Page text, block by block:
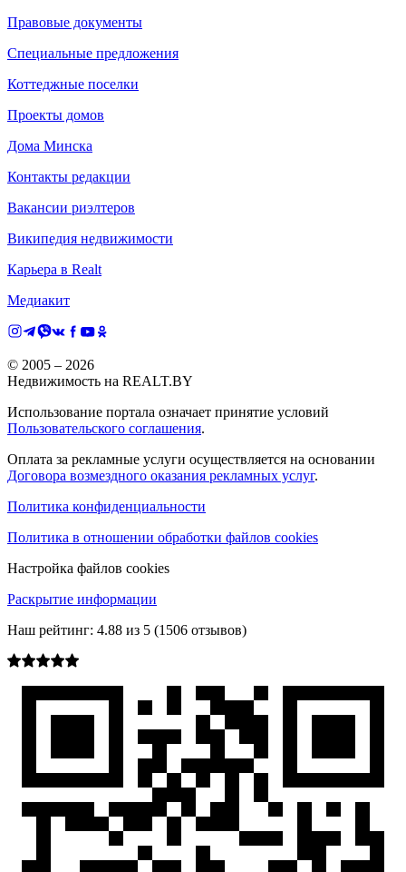
Правовые документы
Специальные предложения
Коттеджные поселки
Проекты домов
Дома Минска
Контакты редакции
Вакансии риэлтеров
Википедия недвижимости
Карьера в Realt
Медиакит
© 2005 – 2026
Недвижимость на REALT.BY
Использование портала означает принятие условий
Пользовательского соглашения.
Оплата за рекламные услуги осуществляется на основании
Договора возмездного оказания рекламных услуг.
Политика конфиденциальности
Политика в отношении обработки файлов cookies
Настройка файлов cookies
Раскрытие информации
Наш рейтинг: 4.88 из 5 (1506 отзывов)